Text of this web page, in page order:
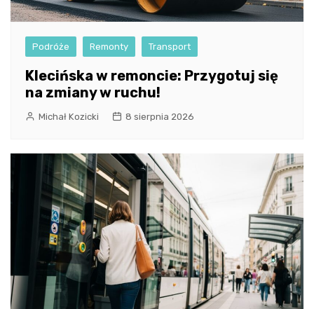
Podróże Remonty Transport
Klecińska w remoncie: Przygotuj się
na zmiany w ruchu!
Michał Kozicki 8 sierpnia 2026